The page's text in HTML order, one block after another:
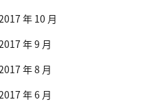
年 10 月
年 9 月
年 8 月
年 6 月